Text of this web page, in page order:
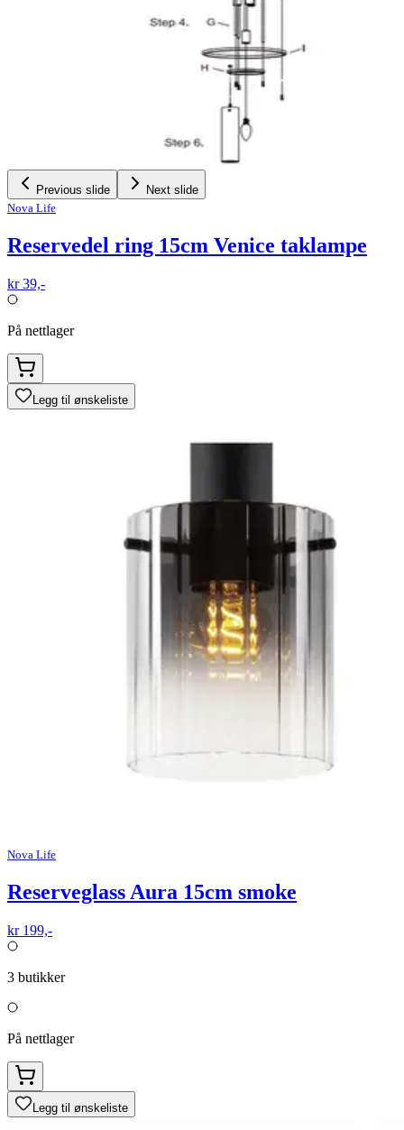
Previous slide
Next slide
Nova Life
Reservedel ring 15cm Venice taklampe
kr 39,-
På nettlager
Legg til ønskeliste
Nova Life
Reserveglass Aura 15cm smoke
kr 199,-
3 butikker
På nettlager
Legg til ønskeliste